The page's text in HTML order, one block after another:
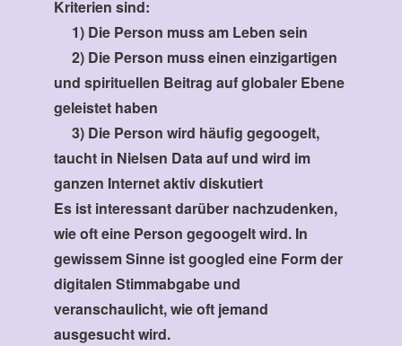
Kriterien sind:
1) Die Person muss am Leben sein
2) Die Person muss einen einzigartigen
und spirituellen Beitrag auf globaler Ebene
geleistet haben
3) Die Person wird häufig gegoogelt,
taucht in Nielsen Data auf und wird im
ganzen Internet aktiv diskutiert
Es ist interessant darüber nachzudenken,
wie oft eine Person gegoogelt wird. In
gewissem Sinne ist googled eine Form der
digitalen Stimmabgabe und
veranschaulicht, wie oft jemand
ausgesucht wird.